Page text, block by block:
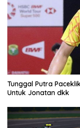
Tunggal Putra
Untuk Jonatan dkk